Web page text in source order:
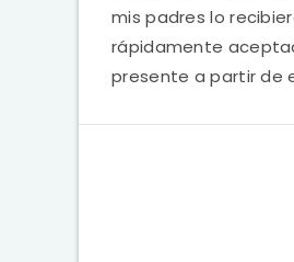
mis padres lo
rápidamente
presente a partir de